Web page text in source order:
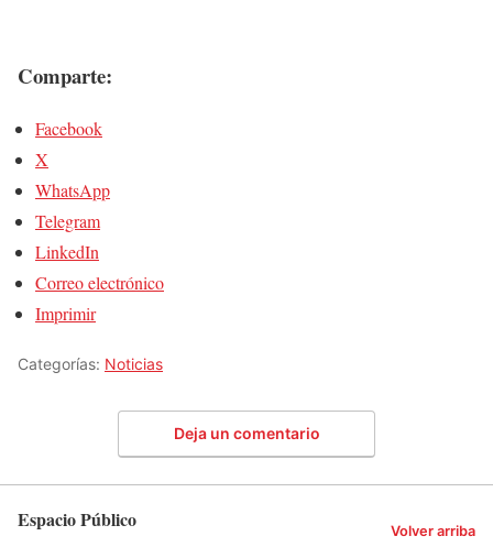
Comparte:
Facebook
X
WhatsApp
Telegram
LinkedIn
Correo electrónico
Imprimir
Categorías: Noticias
Deja un comentario
Espacio Público Volver arriba